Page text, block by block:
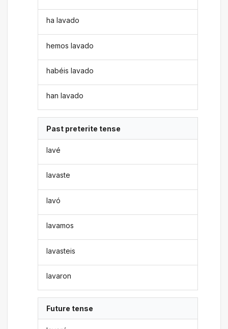
ha lavado
hemos lavado
habéis lavado
han lavado
Past preterite tense
lavé
lavaste
lavó
lavamos
lavasteis
lavaron
Future tense